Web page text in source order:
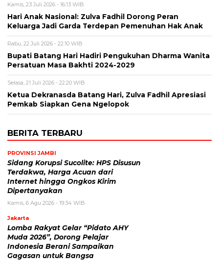
Kamis, 23 Juli 2026 - 16:13 WIB
Hari Anak Nasional: Zulva Fadhil Dorong Peran
Keluarga Jadi Garda Terdepan Pemenuhan Hak Anak
Rabu, 22 Juli 2026 - 22:10 WIB
Bupati Batang Hari Hadiri Pengukuhan Dharma Wanita
Persatuan Masa Bakhti 2024-2029
Selasa, 21 Juli 2026 - 22:20 WIB
Ketua Dekranasda Batang Hari, Zulva Fadhil Apresiasi
Pemkab Siapkan Gena Ngelopok
BERITA TERBARU
PROVINSI JAMBI
Sidang Korupsi Sucolite: HPS Disusun
Terdakwa, Harga Acuan dari
Internet hingga Ongkos Kirim
Dipertanyakan
Kamis, 6 Agu 2026 - 19:34 WIB
Jakarta
Lomba Rakyat Gelar “Pidato AHY
Muda 2026”, Dorong Pelajar
Indonesia Berani Sampaikan
Gagasan untuk Bangsa